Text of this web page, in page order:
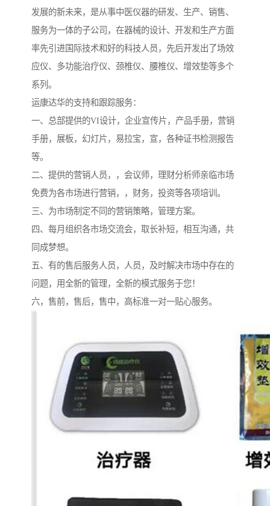
发展的新未来，是从事中医仪器的研发、生产、销售、
服务为一体的子公司，在器械的设计、开发和生产方面
率先引进国际技术和好的科技人员，先后开发出了场效
应仪、多功能治疗仪、颈椎仪、腰椎仪、增效垫等多个
系列。
运康达华的支持和跟踪服务：
一、总部提供的VI设计，企业宣传片，产品手册，营销
手册，展板，幻灯片，易拉宝，宣，各种证书检测报告
等。
二、提供的营销人员，，会议师，理财分析师亲临市场
免费为各市场进行营销，，财务，投资等各项培训。
三、为市场制定不同的营销策略，管理方案。
四、每月组织各市场交流会，取长补短，相互沟通，共
同成梦想。
五、有的售后服务人员，人员，及时解决市场中存在的
问题，用全新的管理，全新的模式服务于您！
六，售前，售后，售中，高标准一对一贴心服务。